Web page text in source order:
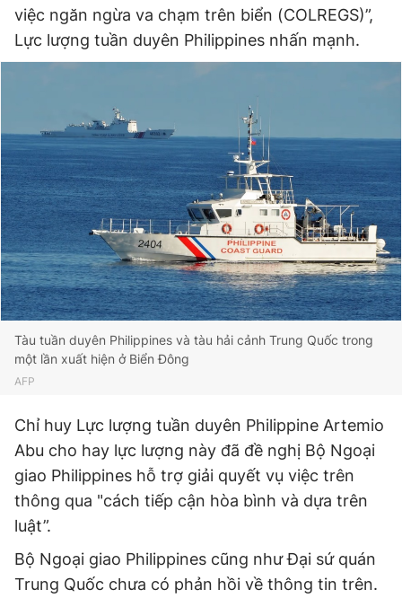
0906 645 777
Liên hệ quảng cáo
0908 780 404
Tổng biên tập: Nguyễn Ngọc Toàn
Phó tổng biên tập thường trực: Hải Thành
Phó tổng biên tập: Lâm Hiếu Dũng
Phó tổng biên tập: Trần Việt Hưng
Tổng thư ký tòa soạn: Đức Trung
Giấy phép xuất bản số 110/GP - BTTTT cấp ngày 24.3.2020
© 2003-2026 Bản quyền thuộc về Báo Thanh Niên. Cấm sao
chép dưới mọi hình thức nếu không có sự chấp thuận bằng văn
bản. Phát triển bởi ePi Technologies, JSC.
việc ngăn ngừa va chạm trên biển (COLREGS)”,
Lực lượng tuần duyên Philippines nhấn mạnh.
Tàu tuần duyên Philippines và tàu hải cảnh Trung Quốc trong
một lần xuất hiện ở Biển Đông
AFP
Chỉ huy Lực lượng tuần duyên Philippine Artemio
Abu cho hay lực lượng này đã đề nghị Bộ Ngoại
giao Philippines hỗ trợ giải quyết vụ việc trên
thông qua "cách tiếp cận hòa bình và dựa trên
luật”.
Bộ Ngoại giao Philippines cũng như Đại sứ quán
Trung Quốc chưa có phản hồi về thông tin trên.